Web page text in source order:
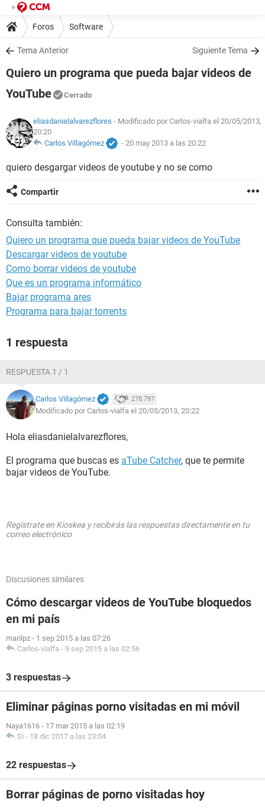
Foros Software
Tema Anterior Siguiente Tema
Quiero un programa que pueda bajar videos de
YouTube
Cerrado
eliasdanielalvarezflores - Modificado por Carlos-vialfa el 20/05/2013,
20:20
Carlos Villagómez
-20 may 2013 a las 20:22
quiero desgargar videos de youtube y no se como
Compartir
Consulta también:
Quiero un programa que pueda bajar videos de YouTube
Descargar videos de youtube
Como borrar videos de youtube
Que es un programa informático
Bajar programa ares
Programa para bajar torrents
1 respuesta
RESPUESTA 1 / 1
Carlos Villagómez 278.797
Modificado por Carlos-vialfa el 20/05/2013, 20:22
Hola eliasdanielalvarezflores,
El programa que buscas es aTube Catcher, que te permite
bajar videos de YouTube.
Regístrate en Kioskea y recibirás las respuestas directamente en tu
correo electrónico
Discusiones similares
Cómo descargar videos de YouTube bloquedos
en mi país
marilpz - 1 sep 2015 a las 07:26
Carlos-vialfa - 9 sep 2015 a las 02:56
3 respuestas
Eliminar páginas porno visitadas en mi móvil
Naya1616 - 17 mar 2015 a las 02:19
Si - 18 dic 2017 a las 23:04
22 respuestas
Borrar páginas de porno visitadas hoy